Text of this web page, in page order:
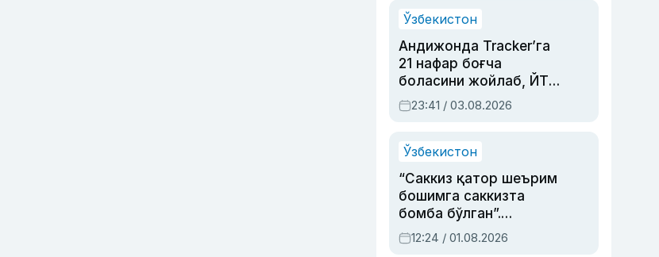
Ўзбекистон
Андижонда Tracker’га
21 нафар боғча
боласини жойлаб, ЙТҲ
содир этган аёлга суд
ҳукми ўқилди
23:41 / 03.08.2026
Ўзбекистон
“Саккиз қатор шеърим
бошимга саккизта
бомба бўлган”.
Абдулла Ориповни
сиёсий айбловлардан
12:24 / 01.08.2026